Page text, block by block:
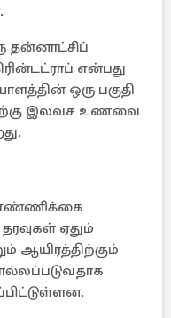
தன்னாட்சிப்
என்பது
ஒரு பகுதி
இலவச உணவை
எண்ணிக்கை
ஏதும்
ஆயிரத்திற்கும்